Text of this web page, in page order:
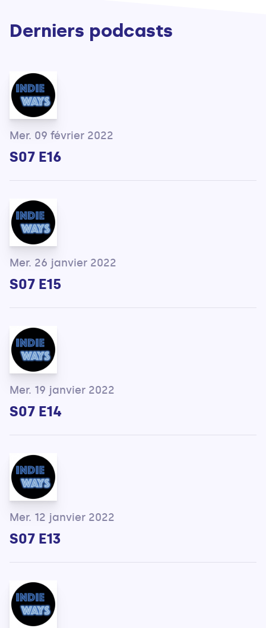
Derniers podcasts
Mer. 09 février 2022
S07 E16
Mer. 26 janvier 2022
S07 E15
Mer. 19 janvier 2022
S07 E14
Mer. 12 janvier 2022
S07 E13